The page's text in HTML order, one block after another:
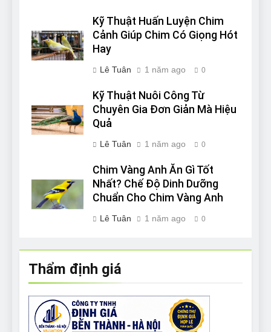
Kỹ Thuật Huấn Luyện Chim
Cảnh Giúp Chim Có Giọng Hót
Hay
Lê Tuân 1 năm ago 0
Kỹ Thuật Nuôi Công Từ
Chuyên Gia Đơn Giản Mà Hiệu
Quả
Lê Tuân 1 năm ago 0
Chim Vàng Anh Ăn Gì Tốt
Nhất? Chế Độ Dinh Dưỡng
Chuẩn Cho Chim Vàng Anh
Lê Tuân 1 năm ago 0
Thẩm định giá